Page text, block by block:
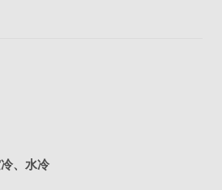
、水冷